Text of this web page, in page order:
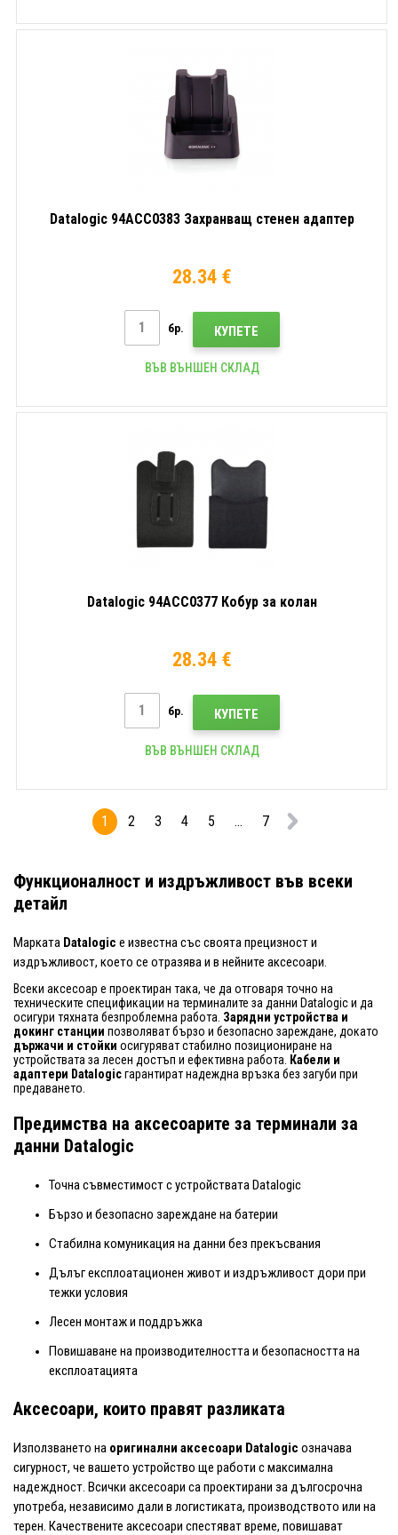
Datalogic 94ACC0383 Захранващ стенен адаптер
28.34 €
бр. КУПЕТЕ
ВЪВ ВЪНШЕН СКЛАД
Datalogic 94ACC0377 Кобур за колан
28.34 €
бр. КУПЕТЕ
ВЪВ ВЪНШЕН СКЛАД
1 2 3 4 5 ... 7
Функционалност и издръжливост във всеки
детайл
Марката Datalogic е известна със своята прецизност и
издръжливост, което се отразява и в нейните аксесоари.
Всеки аксесоар е проектиран така, че да отговаря точно на
техническите спецификации на терминалите за данни Datalogic и да
осигури тяхната безпроблемна работа. Зарядни устройства и
докинг станции позволяват бързо и безопасно зареждане, докато
държачи и стойки осигуряват стабилно позициониране на
устройствата за лесен достъп и ефективна работа.
Кабели и
адаптери Datalogicгарантират надеждна връзка без загуби при
предаването.
Предимства на аксесоарите за терминали за
данни Datalogic
Точна съвместимост с устройствата Datalogic
Бързо и безопасно зареждане на батерии
Стабилна комуникация на данни без прекъсвания
Дълъг експлоатационен живот и издръжливост дори при
тежки условия
Лесен монтаж и поддръжка
Повишаване на производителността и безопасността на
експлоатацията
Аксесоари, които правят разликата
Използването на оригинални аксесоари Datalogic означава
сигурност, че вашето устройство ще работи с максимална
надеждност. Всички аксесоари са проектирани за дългосрочна
употреба, независимо дали в логистиката, производството или на
терен. Качествените аксесоари спестяват време, повишават